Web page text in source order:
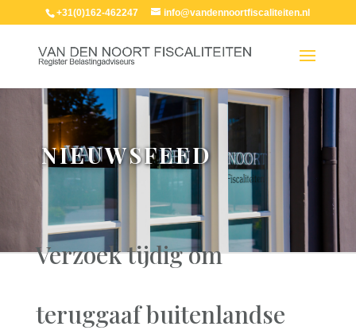
+31(0)162-462247 info@vandennoortfiscaliteiten.nl
NIEUWSFEED
Verzoek tijdig om
teruggaaf buitenlandse